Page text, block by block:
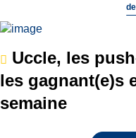
de
Uccle, les
les gagnant(e)s
semaine